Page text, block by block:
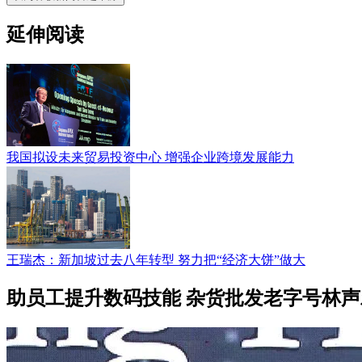
延伸阅读
我国拟设未来贸易投资中心 增强企业跨境发展能力
王瑞杰：新加坡过去八年转型 努力把“经济大饼”做大
助员工提升数码技能 杂货批发老字号林